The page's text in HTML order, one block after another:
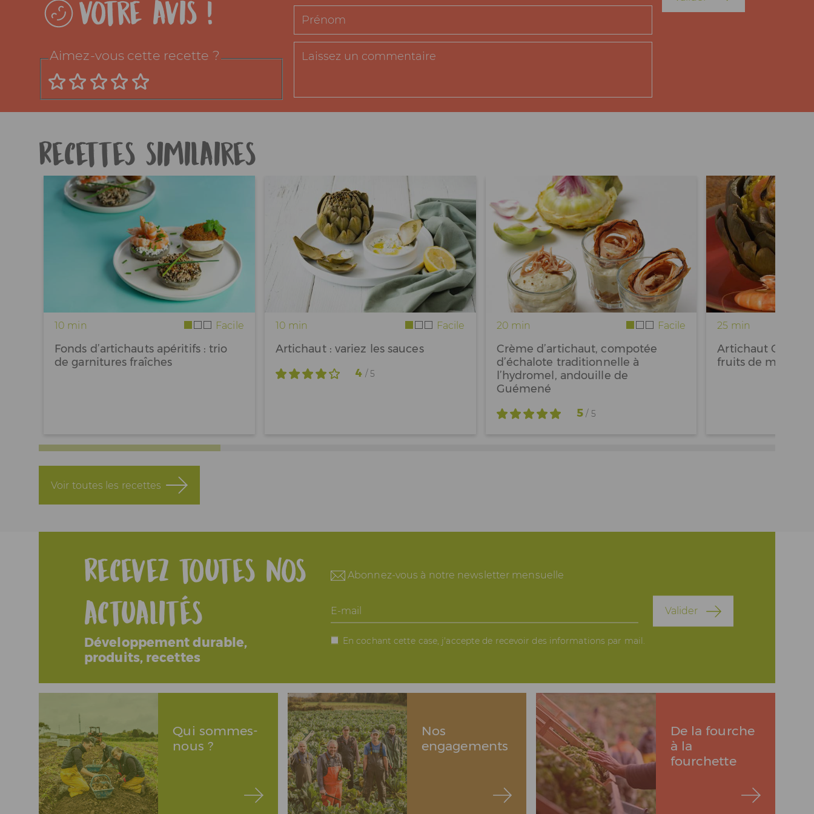
Votre avis !
Aimez-vous cette recette ?
Recettes similaires
10 min Facile
Fonds d’artichauts apéritifs : trio
de garnitures fraîches
10 min Facile
Artichaut : variez les sauces
4 / 5
20 min Facile
Crème d’artichaut, compotée
d’échalote traditionnelle à
l’hydromel, andouille de
Guémené
5 / 5
25 min
Artichaut Castel /
fruits de mer
Voir toutes les recettes
Recevez toutes nos
actualités
Développement durable,
produits, recettes
Abonnez-vous à notre newsletter mensuelle
E-
mail
En cochant cette case, j'accepte de recevoir des informations par mail.
Valider
Qui sommes-
nous ?
Nos
engagements
De la fourche
à la
fourchette